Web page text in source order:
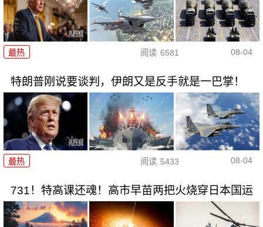
最热 阅读 6581 08-04
特朗普刚说要谈判，伊朗又是反手就是一巴掌！
最热 阅读 5433 08-04
731！特高课还魂！高市早苗两把火烧穿日本国运